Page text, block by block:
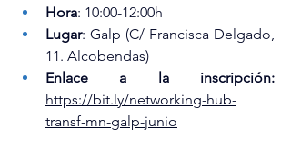
Hora: 10:00-12:00h
Lugar: Galp (C/ Francisca Delgado,
11. Alcobendas)
https://bit.ly/networking-hub-
transf-mn-galp-junio